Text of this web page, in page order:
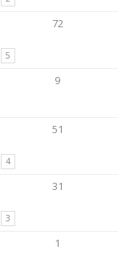
5
72
9
4
51
3
31
1